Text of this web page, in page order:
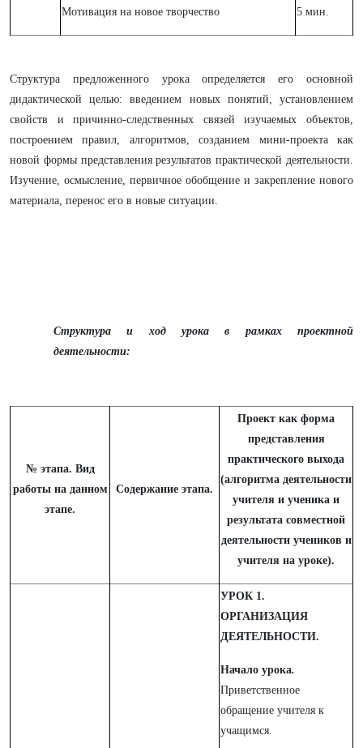
Мотивация на новое творчество 5 мин.
Структура предложенного урока определяется его основной
дидактической целью: введением новых понятий, установлением
свойств и причинно-следственных связей изучаемых объектов,
построением правил, алгоритмов, созданием мини-проекта как
новой формы представления результатов практической деятельности.
Изучение, осмысление, первичное обобщение и закрепление нового
материала, перенос его в новые ситуации.
Структура и ход урока в рамках проектной
деятельности:
№ этапа. Вид
работы на данном
этапе.
Содержание этапа.
Проект как форма
представления
практического выхода
(алгоритма деятельности
учителя и ученика и
результата совместной
деятельности учеников и
учителя на уроке).
УРОК 1.
ОРГАНИЗАЦИЯ
ДЕЯТЕЛЬНОСТИ.
Начало урока.
Приветственное
обращение учителя к
учащимся.